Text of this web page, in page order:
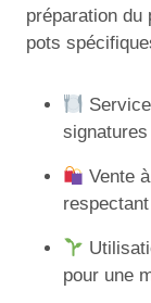
préparation du
pots
Vente
pour une